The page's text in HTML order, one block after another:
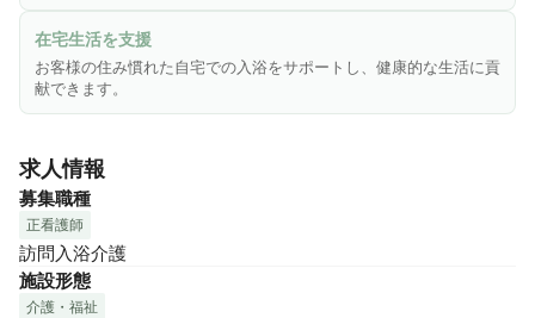
在宅生活を支援
お客様の住み慣れた自宅での入浴をサポートし、健康的な生活に貢
献できます。
求人情報
募集職種
正看護師
訪問入浴介護
施設形態
介護・福祉